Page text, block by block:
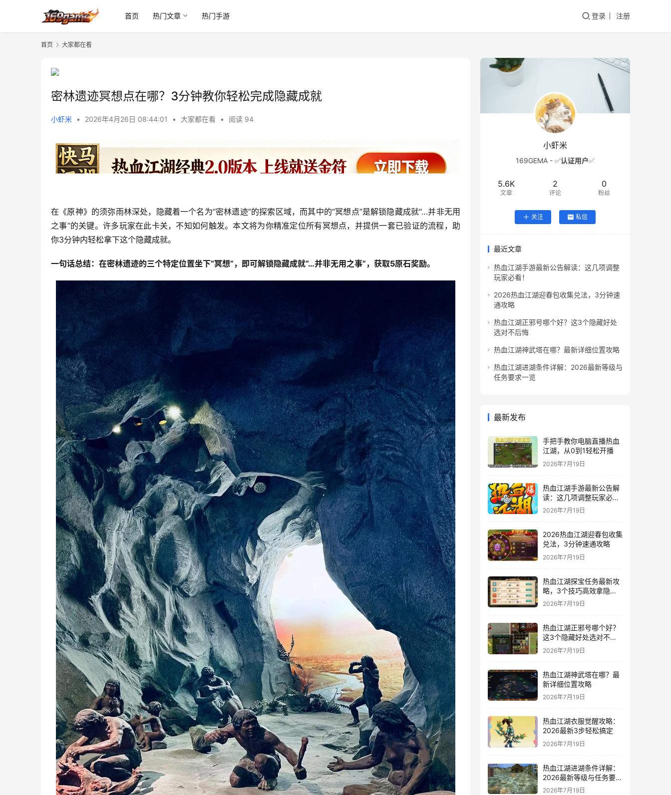
首页 热门文章 热门手游 登录 注册
首页 大家都在看
密林遗迹冥想点在哪？3分钟教你轻松完成隐藏成就
小虾米 • 2026年4月26日 08:44:01 • 大家都在看 • 阅读 94
在《原神》的须弥雨林深处，隐藏着一个名为“密林遗迹”的探索区域，而其中的“冥想点”是解锁隐藏成就“…并非无用
之事”的关键。许多玩家在此卡关，不知如何触发。本文将为你精准定位所有冥想点，并提供一套已验证的流程，助
你3分钟内轻松拿下这个隐藏成就。
一句话总结：在密林遗迹的三个特定位置坐下“冥想”，即可解锁隐藏成就“…并非无用之事”，获取5原石奖励。
小虾米
169GEMA - ✅认证用户✅
5.6K
文章
2
评论
0
粉丝
关注 私信
最近文章
热血江湖手游最新公告解读：这几项调整
玩家必看！
2026热血江湖迎春包收集兑法，3分钟速
通攻略
热血江湖正邪号哪个好？这3个隐藏好处
选对不后悔
热血江湖神武塔在哪？最新详细位置攻略
热血江湖进湖条件详解：2026最新等级与
任务要求一览
最新发布
手把手教你电脑直播热血
江湖，从0到1轻松开播
2026年7月19日
热血江湖手游最新公告解
读：这几项调整玩家必
看！
2026年7月19日
2026热血江湖迎春包收集
兑法，3分钟速通攻略
2026年7月19日
热血江湖探宝任务最新攻
略，3个技巧高效拿隐藏
奖励
2026年7月19日
热血江湖正邪号哪个好？
这3个隐藏好处选对不后
悔
2026年7月19日
热血江湖神武塔在哪？最
新详细位置攻略
2026年7月19日
热血江湖衣服觉醒攻略：
2026最新3步轻松搞定
2026年7月19日
热血江湖进湖条件详解：
2026最新等级与任务要求
一览
2026年7月19日